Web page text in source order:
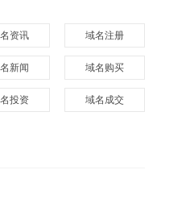
资讯 域名注册
新闻 域名购买
投资 域名成交